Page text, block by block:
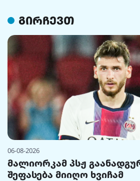
გირჩევთ
06-08-2026
მალიორკამ პსჟ
შეფასება მიიღო ხვიჩამ